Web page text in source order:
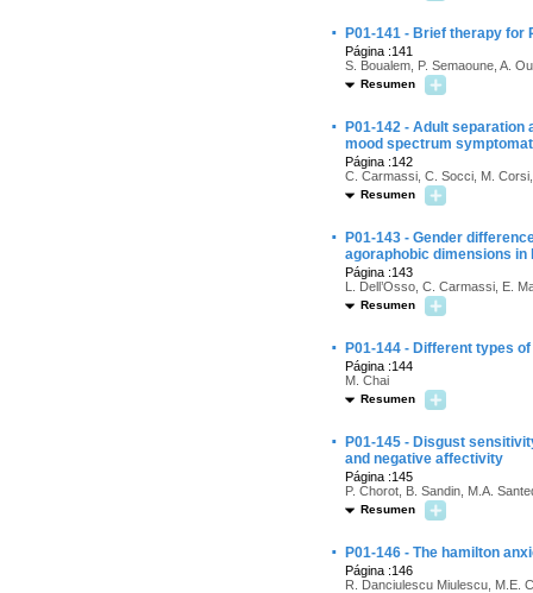
· P01-141 - Brief therapy for
Página :141
S. Boualem, P. Semaoune, A.
Resumen
·
P01-142 - Adult
mood spectrum
Página :142
C. Carmassi, C. Socci, M.
Resumen
·
P01-143 - Gender
agoraphobic dimensions in
Página :143
L. Dell’Osso, C. Carmassi, E.
Resumen
· P01-144 - Different types
Página :144
M. Chai
Resumen
·
P01-145 - Disgust
and negative affectivity
Página :145
P. Chorot, B. Sandin, M.A.
Resumen
· P01-146 - The hamilton
Página :146
R. Danciulescu Miulescu, M.E.